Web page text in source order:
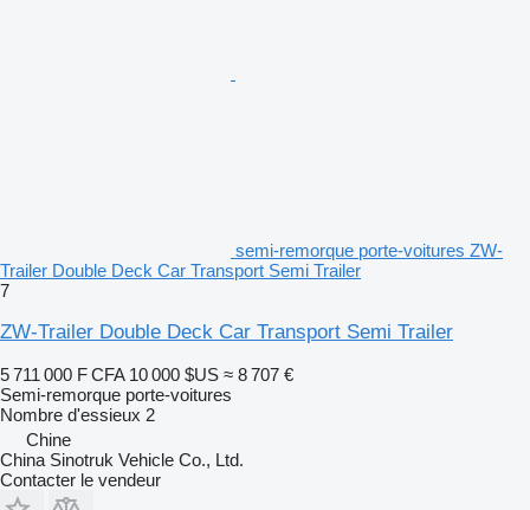
semi-remorque porte-voitures ZW-
Trailer Double Deck Car Transport Semi Trailer
7
ZW-Trailer Double Deck Car Transport Semi Trailer
5 711 000 F CFA 10 000 $US ≈ 8 707 €
Semi-remorque porte-voitures
Nombre d'essieux 2
Chine
China Sinotruk Vehicle Co., Ltd.
Contacter le vendeur